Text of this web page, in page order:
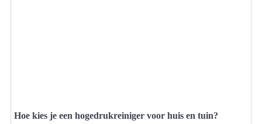
Hoe kies je een hogedrukreiniger voor huis en tuin?